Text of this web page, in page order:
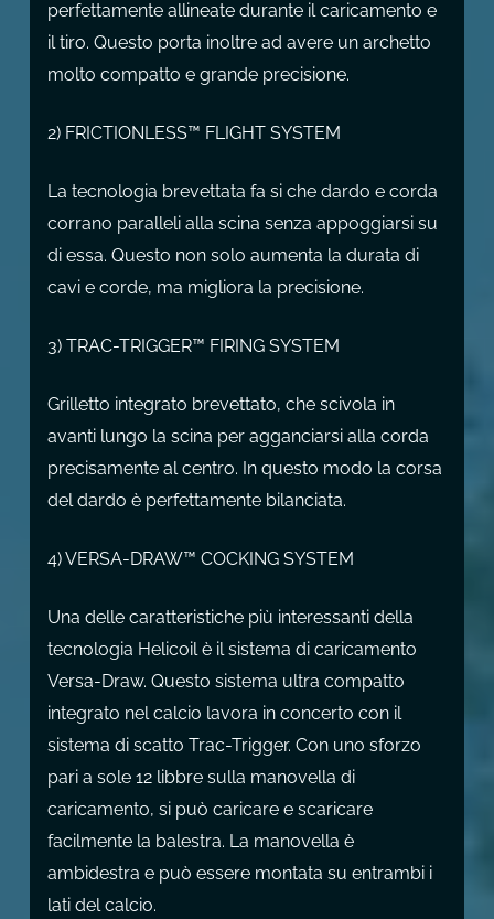
perfettamente allineate durante il caricamento e
il tiro. Questo porta inoltre ad avere un archetto
molto compatto e grande precisione.
2) FRICTIONLESS™ FLIGHT SYSTEM
La tecnologia brevettata fa si che dardo e corda
corrano paralleli alla scina senza appoggiarsi su
di essa. Questo non solo aumenta la durata di
cavi e corde, ma migliora la precisione.
3) TRAC-TRIGGER™ FIRING SYSTEM
Grilletto integrato brevettato, che scivola in
avanti lungo la scina per agganciarsi alla corda
precisamente al centro. In questo modo la corsa
del dardo è perfettamente bilanciata.
4) VERSA-DRAW™ COCKING SYSTEM
Una delle caratteristiche più interessanti della
tecnologia Helicoil è il sistema di caricamento
Versa-Draw. Questo sistema ultra compatto
integrato nel calcio lavora in concerto con il
sistema di scatto Trac-Trigger. Con uno sforzo
pari a sole 12 libbre sulla manovella di
caricamento, si può caricare e scaricare
facilmente la balestra. La manovella è
ambidestra e può essere montata su entrambi i
lati del calcio.